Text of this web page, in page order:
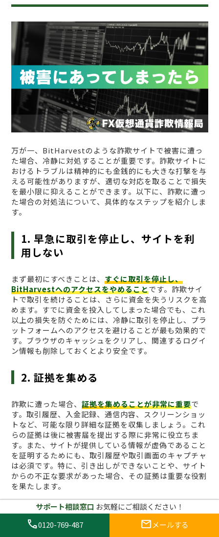
万が一、BitHarvestのような詐欺サイトで被害に遭っ
た場合、冷静に対処することが重要です。詐欺サイトに
おけるトラブルは精神的にも金銭的にも大きな打撃を与
える可能性がありますが、適切な対応を取ることで損失
を最小限に抑えることができます。以下に、詐欺に遭っ
た場合の対処法について、具体的なステップを紹介しま
す。
1. 早急に取引を停止し、サイトを利
用しない
まず最初にすべきことは、 すぐに取引を停止し、
BitHarvestへのアクセスをやめることです。詐欺サイ
トで取引を続けることは、さらに資金を失うリスクを高
めます。すでに資金を投入してしまった場合でも、これ
以上の損失を防ぐためには、冷静に取引を停止し、プラ
ットフォームへのアクセスを避けることが最も効果的で
す。ブラウザのキャッシュをクリアし、関連するログイ
ン情報も削除しておくとより安全です。
2. 証拠を集める
詐欺に遭った場合、 証拠を集めることが非常に重要で
す。取引履歴、入金記録、通信内容、スクリーンショッ
トなど、可能な限り詳細な証拠を収集しましょう。これ
らの証拠は後に被害届を提出する際に非常に役立ちま
す。また、サイトが提供している情報が虚偽であること
を証明するためにも、取引履歴や取引画面のキャプチャ
は必須です。特に、引き出しができないことや、サイト
からの不正な要求があった場合、その証拠は重要な役割
を果たします。
3. 詐欺サイトに関する通報を行う
サポート相談窓口 お気軽にご相談ください！
call0120-769-487 mail メールする